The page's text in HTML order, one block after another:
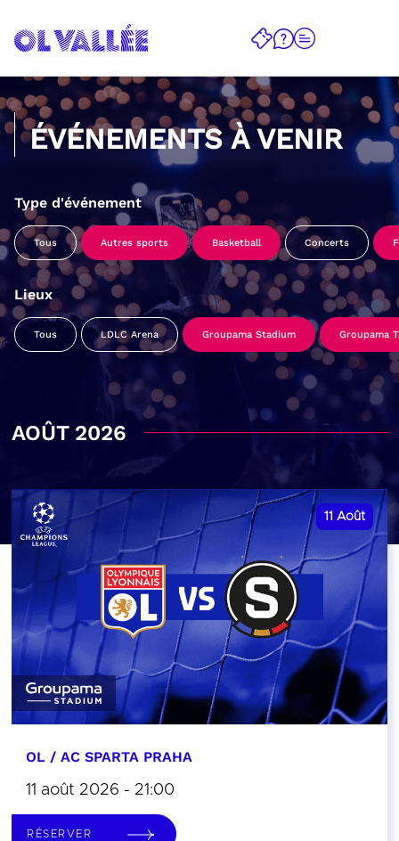
ÉVÉNEMENTS À VENIR
Type d'événement
Tous Autres sports Basketball Concerts
Lieux
Tous LDLC Arena Groupama Stadium Groupama
AOÛT 2026
11 Août
OL / AC SPARTA PRAHA
11 août 2026 - 21:00
RÉSERVER